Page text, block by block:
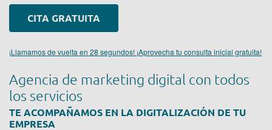
CITA GRATUITA
¡Llamamos de vuelta en 28 segundos! ¡Aprovecha tu consulta inicial gratuita!
Agencia de marketing digital con todos
los servicios
TE ACOMPAÑAMOS EN LA DIGITALIZACIÓN DE TU
EMPRESA